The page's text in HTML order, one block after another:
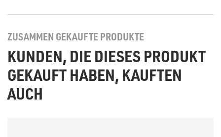
ZUSAMMEN GEKAUFTE PRODUKTE
KUNDEN, DIE DIESES PRODUKT
GEKAUFT HABEN, KAUFTEN
AUCH